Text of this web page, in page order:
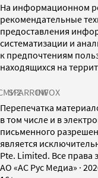
На информационном
рекомендательные
предоставления
систематизации и
к предпочтениям
находящихся на
SPARROWINFOX
Перепечатка
в том числе и в
письменного
является
Pte. Limited. Все
AO «АС Рус Медиа» ·